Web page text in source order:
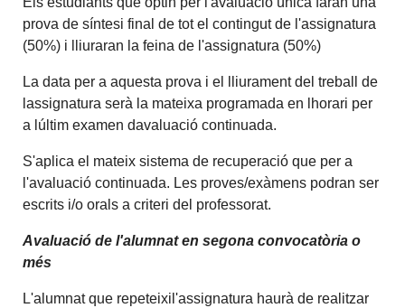
prova de síntesi final de tot el contingut de l'assignatura
(50%) i lliuraran la feina de l'assignatura (50%)
La data per a aquesta prova i el lliurament del treball de
lassignatura serà la mateixa programada en lhorari per
a lúltim examen davaluació continuada.
S'aplica el mateix sistema de recuperació que per a
l'avaluació continuada. Les proves/exàmens podran ser
escrits i/o orals a criteri del professorat.
Avaluació de l'alumnat en segona convocatòria o
més
L'alumnat que repeteixil'assignatura haurà de realitzar